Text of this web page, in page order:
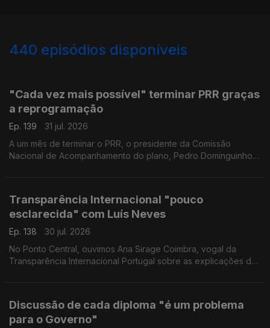
440 episódios disponíveis
"Cada vez mais possível" terminar PRR graças
a reprogramação
Ep. 139
31 jul. 2026
A um mês de terminar o PRR, o presidente da Comissão
Nacional de Acompanhamento do plano, Pedro Dominguinhos,
Transparência Internacional "pouco
esclarecida" com Luís Neves
Ep. 138
30 jul. 2026
No Ponto Central, ouvimos Ana Sirage Coimbra, vogal da
Transparência Internacional Portugal sobre as explicações do
Discussão de cada diploma "é um problema
para o Governo"